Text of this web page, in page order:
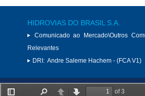
HIDROVIAS DO BRASIL S.A.
Comunicado ao Mercado\Outros
Relevantes
DRI: Andre Saleme Hachem - (FCA V1)